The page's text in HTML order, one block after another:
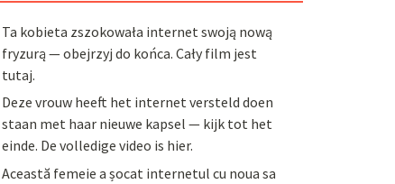
Ta kobieta zszokowała internet swoją nową
fryzurą — obejrzyj do końca. Cały film jest
tutaj.
Deze vrouw heeft het internet versteld doen
staan met haar nieuwe kapsel — kijk tot het
einde. De volledige video is hier.
Această femeie a șocat internetul cu noua sa